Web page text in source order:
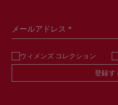
メールアドレス＊
ウィメンズ コレクション
登録す